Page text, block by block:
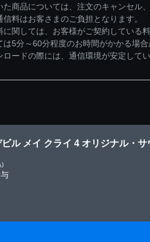
商品については、注文のキャンセル
料はお客さまのご負担となります。
に関しては、お客様がご契約してい
5分～60分程度のお時間がかかる場合
ードの際には、通信環境が安定して
ビル メイ クライ 4 オリジナル・
)